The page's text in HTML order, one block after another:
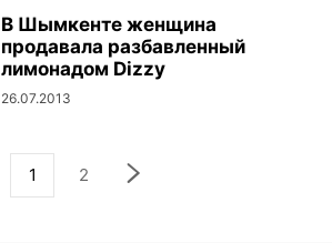
В Шымкенте женщина
продавала разбавленный
лимонадом Dizzy
26.07.2013
1 2